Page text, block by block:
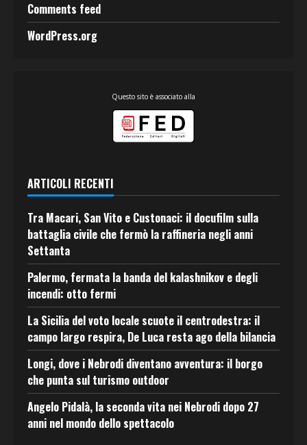
Comments feed
WordPress.org
Questo sito è associato alla
ARTICOLI RECENTI
Tra Macari, San Vito e Custonaci: il docufilm sulla
battaglia civile che fermò la raffineria negli anni
Settanta
Palermo, fermata la banda del kalashnikov e degli
incendi: otto fermi
La Sicilia del voto locale scuote il centrodestra: il
campo largo respira, De Luca resta ago della bilancia
Longi, dove i Nebrodi diventano avventura: il borgo
che punta sul turismo outdoor
Angelo Pidalà, la seconda vita nei Nebrodi dopo 27
anni nel mondo dello spettacolo